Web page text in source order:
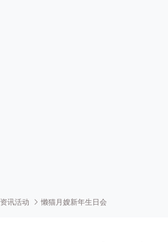
资讯活动 懒猫月嫂新年生日会